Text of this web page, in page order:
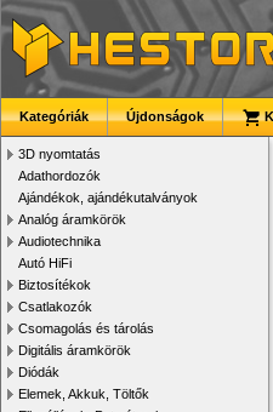
Kategóriák Újdonságok
3D nyomtatás
Adathordozók
Ajándékok, ajándékutalványok
Analóg áramkörök
Audiotechnika
Autó HiFi
Biztosítékok
Csatlakozók
Csomagolás és tárolás
Digitális áramkörök
Diódák
Elemek, Akkuk, Töltők